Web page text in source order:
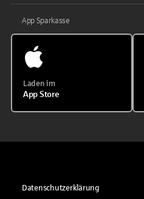
App Sparkasse
Laden im
App Store
Datenschutzerklärung